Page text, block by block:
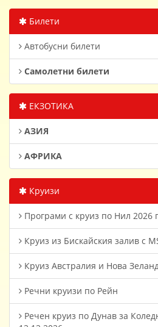
Билети
Автобусни билети
Самолетни билети
ЕКЗОТИКА
АЗИЯ
АФРИКА
Круизи
Програми с круиз по Нил 2026
Круиз из Бискайския залив с
Круиз Австралия и Нова
Речни круизи по Рейн
Речен круиз по Дунав за